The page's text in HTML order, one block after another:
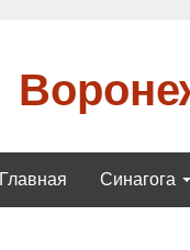
Главная Синагога